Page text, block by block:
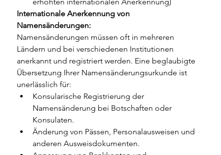
Internationale Anerkennung von
Namensänderungen:
Namensänderungen müssen oft in mehreren
Ländern und bei verschiedenen Institutionen
anerkannt und registriert werden. Eine beglaubigte
Übersetzung Ihrer Namensänderungsurkunde ist
unerlässlich für:
Konsularische Registrierung der
Namensänderung bei Botschaften oder
Konsulaten.
Änderung von Pässen, Personalausweisen und
anderen Ausweisdokumenten.